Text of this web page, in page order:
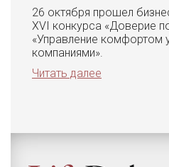
26 октября прошел
XVI конкурса «Доверие
«Управление комфортом
компаниями».
Читать далее